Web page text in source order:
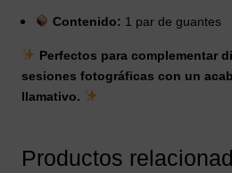
Contenido: 1 par de guantes
Perfectos para complementar
sesiones fotográficas con un
llamativo.
Productos